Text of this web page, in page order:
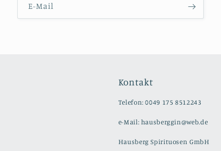
E-Mail
Kontakt
Telefon: 0049 175 8512243
e-Mail: hausberggin@web.de
Hausberg Spirituosen GmbH